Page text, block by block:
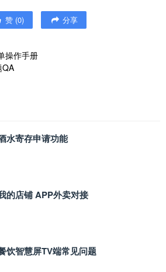
赞 (0) 分享
操作手册
QA
水寄存申请功能
的店铺 APP外卖对接
饮智慧屏TV端常见问题